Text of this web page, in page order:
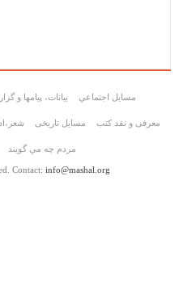
بیانات، پیامها و مسايل اجتماعي
مسایل تاریخی معرفی و نقد کتب
مردم چه مي گويند
Contact: info@mashal.org